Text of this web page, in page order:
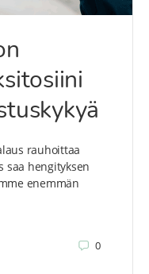
rauhoittaa
saa hengityksen
enemmän
0